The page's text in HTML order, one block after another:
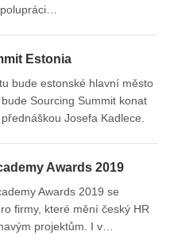
Estonia
bude estonské hlavní město
Sourcing Summit konat
Josefa Kadlece.
Awards 2019
Awards 2019 se
firmy, které mění český HR
projektům. I v…